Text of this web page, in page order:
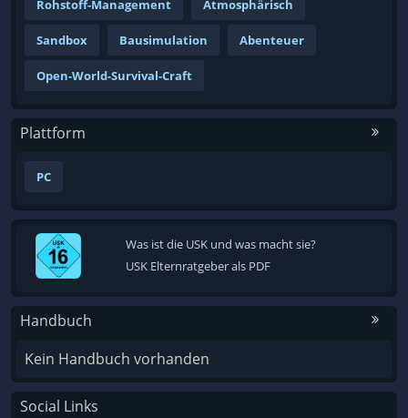
Rohstoff-Management Atmosphärisch
Sandbox Bausimulation Abenteuer
Open-World-Survival-Craft
Plattform
PC
Was ist die USK und was macht sie?
USK Elternratgeber als PDF
Handbuch
Kein Handbuch vorhanden
Social Links